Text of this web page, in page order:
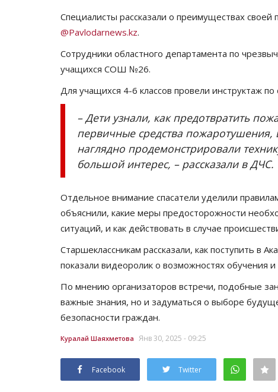
Специалисты рассказали о преимуществах
@Pavlodarnews.kz.
Сотрудники областного департамента по
учащихся СОШ №26.
Для учащихся 4-6 классов провели инструктаж
– Дети узнали, как предотвратить
первичные средства пожаротушения,
наглядно продемонстрировали
большой интерес, – рассказали в ДЧС.
Отдельное внимание спасатели уделили
объяснили, какие меры предосторожности
ситуаций, и как действовать в случае
Старшеклассникам рассказали, как поступить в
показали видеоролик о возможностях обучения и
По мнению организаторов встречи, подобные
важные знания, но и задуматься о выборе
безопасности граждан.
Куралай Шаяхметова Янв 30, 2025 - 09:25
Facebook Twitter